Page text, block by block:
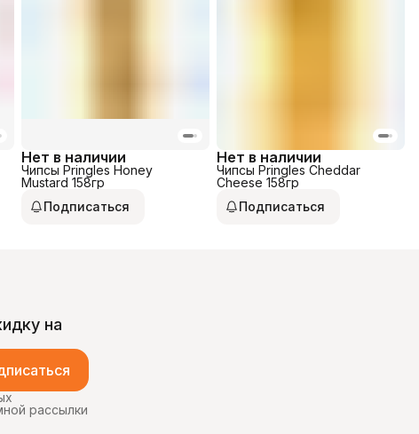
Нет в наличии
Чипсы Pringles Honey
Mustard 158гр
Подписаться
Нет в наличии
Чипсы Pringles Cheddar
Cheese 158гр
Подписаться
на
рассылки